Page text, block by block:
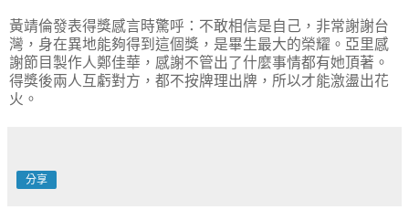
黃靖倫發表得獎感言時驚呼：不敢相信是自己，非常謝謝台
灣，身在異地能夠得到這個獎，是畢生最大的榮耀。亞里感
謝節目製作人鄭佳華，感謝不管出了什麼事情都有她頂著。
得獎後兩人互虧對方，都不按牌理出牌，所以才能激盪出花
火。
分享